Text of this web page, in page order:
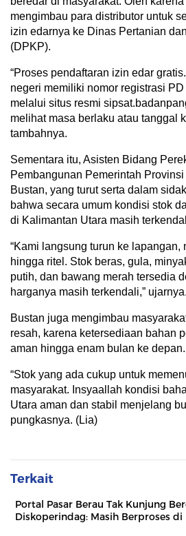
mengimbau para distributor untuk
izin edarnya ke Dinas Pertanian
(DPKP).
“Proses pendaftaran izin edar
negeri memiliki nomor registrasi
melalui situs resmi
melihat masa berlaku atau tanggal
tambahnya.
Sementara itu, Asisten Bidang
Pembangunan Pemerintah
Bustan, yang turut serta dalam
bahwa secara umum kondisi stok
di Kalimantan Utara masih
“Kami langsung turun ke lapangan,
hingga ritel. Stok beras, gula,
putih, dan bawang merah tersedia
harganya masih terkendali,” ujarnya.
Bustan juga mengimbau
resah, karena ketersediaan bahan
aman hingga enam bulan ke depan.
“Stok yang ada cukup untuk
masyarakat. Insyaallah kondisi
Utara aman dan stabil menjelang
pungkasnya. (Lia)
Terkait
Portal Pasar Berau Tak Kunjung
Diskoperindag: Masih Berproses di